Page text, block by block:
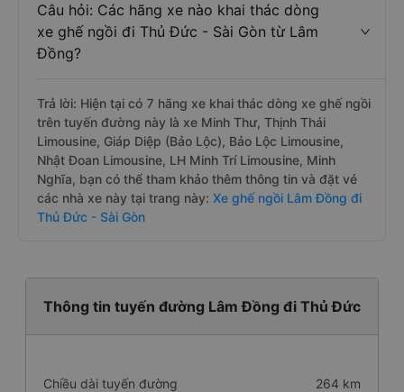
Câu hỏi: Các hãng xe nào khai thác dòng
xe ghế ngồi đi Thủ Đức - Sài Gòn từ Lâm
Đồng?
Trả lời: Hiện tại có 7 hãng xe khai thác dòng xe ghế ngồi
trên tuyến đường này là xe Minh Thư, Thịnh Thái
Limousine, Giáp Diệp (Bảo Lộc), Bảo Lộc Limousine,
Nhật Đoan Limousine, LH Minh Trí Limousine, Minh
Nghĩa, bạn có thể tham khảo thêm thông tin và đặt vé
các nhà xe này tại trang này: Xe ghế ngồi Lâm Đồng đi
Thủ Đức - Sài Gòn
Thông tin tuyến đường Lâm Đồng đi Thủ Đức
Chiều dài tuyến đường 264 km